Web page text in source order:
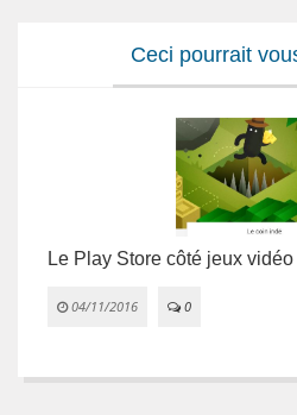
Ceci pourrait
Le Play Store côté jeux
04/11/2016 0